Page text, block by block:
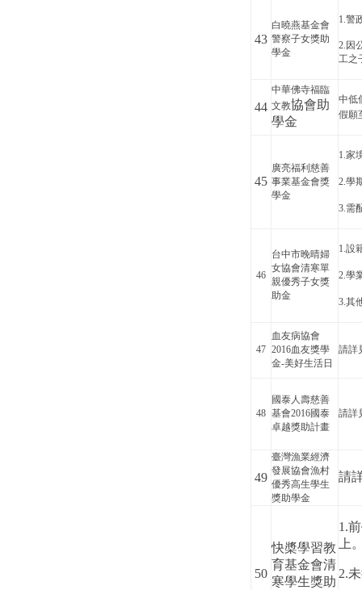
43
白曉燕基金會
警察子女獎助
學金
1.警
2.因
工之
44
中華佛寺福臨
文教協會助
學金
中低
假願
45
廣亮福利慈善
事業基金會獎
學金
1.家
2.學
3.需
46
台中市晚晴婦
女協會清寒單
親優秀子女獎
助金
1.設
2.學
3.其
47
血友病協會
2016血友獎學
金-美好生活日
請詳
48
國泰人壽慈善
基會2016國泰
卓越獎助計畫
請詳
49
臺灣漁業經濟
發展協會漁村
優秀高生學生
獎助學金
請
50
快槳學習教
育基金會清
寒學生獎助
1.
上
2.